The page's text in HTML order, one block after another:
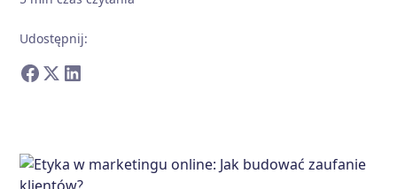
Udostępnij: